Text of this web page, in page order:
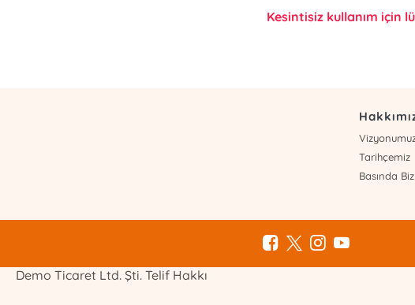
Kesintisiz kullanım için
Tarihçemiz
Basında Biz
Demo Ticaret Ltd. Şti. Telif Hakkı